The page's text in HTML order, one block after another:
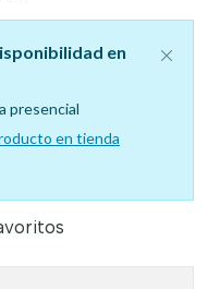
en
presencial
en tienda